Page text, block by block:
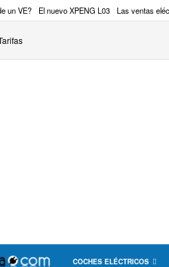
un VE? El nuevo XPENG L03 Las ventas
COCHES ELÉCTRICOS